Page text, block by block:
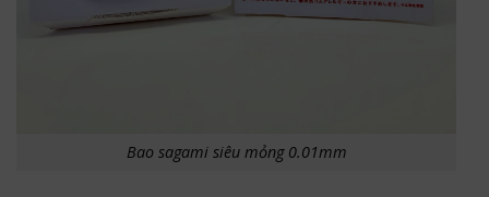
Bao sagami siêu mỏng 0.01mm